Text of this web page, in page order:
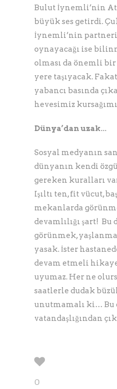
Bulut İynemli’nin
büyük ses getirdi.
İynemli’nin partneri
oynayacağı ise
olması da önemli
yere taşıyacak.
yabancı basında
hevesimiz
Dünya’dan uzak…
Sosyal medyanın
dünyanın kendi
gereken kuralları
Işıltı ten, fit vücut,
mekanlarda
devamlılığı şart! Bu
görünmek,
yasak. İster
devam etmeli
uyumaz. Her ne
saatlerle dudak
unutmamalı ki… Bu
vatandaşlığından
0